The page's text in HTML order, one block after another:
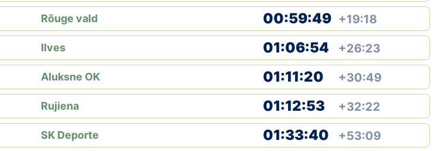
Rõuge vald 00:59:49 +19:18
Ilves 01:06:54 +26:23
Aluksne OK 01:11:20 +30:49
Rujiena 01:12:53 +32:22
SK Deporte 01:33:40 +53:09